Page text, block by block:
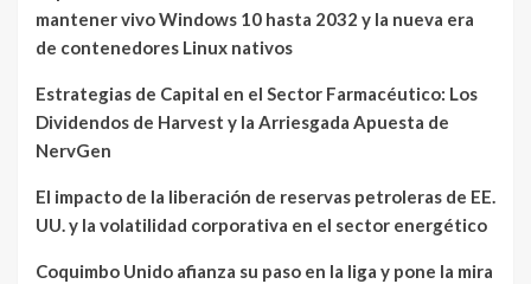
mantener vivo Windows 10 hasta 2032 y la nueva era
de contenedores Linux nativos
Estrategias de Capital en el Sector Farmacéutico: Los
Dividendos de Harvest y la Arriesgada Apuesta de
NervGen
El impacto de la liberación de reservas petroleras de EE.
UU. y la volatilidad corporativa en el sector energético
Coquimbo Unido afianza su paso en la liga y pone la mira